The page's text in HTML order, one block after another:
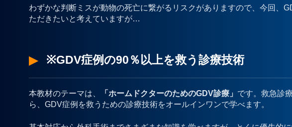
わずかな判断ミスが動物の死亡に繋がるリスクがありますので、今回、
ただきたいと考えていますが…
※GDV症例の90％以上を救う診療技術
本教材のテーマは、 「ホームドクターのためのGDV診療」 です。救急診
ら、GDV症例を救うための診療技術をオールインワンで学べます。